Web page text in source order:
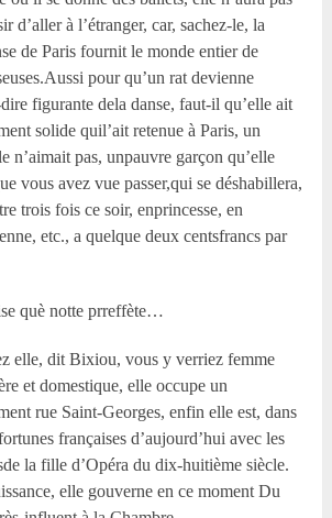
d’aller à l’étranger, car, sachez-le, la
de Paris fournit le monde entier de
pour qu’un rat devienne
dire figurante dela danse, faut-il qu’elle ait
solide quil’ait retenue à Paris, un
n’aimait pas, unpauvre garçon qu’elle
vous avez vue passer,qui se déshabillera,
trois fois ce soir, enprincesse, en
etc., a quelque deux centsfrancs par
què notte prreffète…
elle, dit Bixiou, vous y verriez femme
et domestique, elle occupe un
rue Saint-Georges, enfin elle est, dans
françaises d’aujourd’hui avec les
la fille d’Opéra du dix-huitième siècle.
elle gouverne en ce moment Du